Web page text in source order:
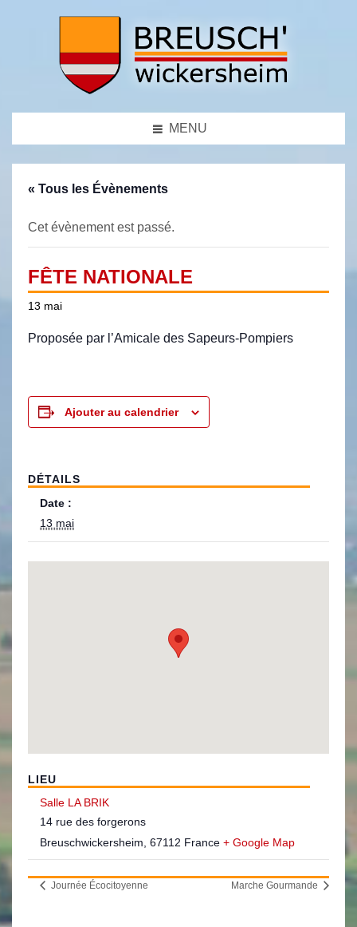
MENU
« Tous les Évènements
Cet évènement est passé.
FÊTE NATIONALE
13 mai
Proposée par l’Amicale des Sapeurs-Pompiers
Ajouter au calendrier
DÉTAILS
Date :
13 mai
LIEU
Salle LA BRIK
14 rue des forgerons
Breuschwickersheim 67112 France + Google Map
Journée Écocitoyenne Marche Gourmande